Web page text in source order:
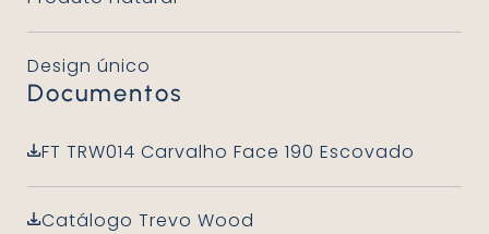
Design único
Documentos
FT TRW014 Carvalho Face 190 Escovado
Catálogo Trevo Wood